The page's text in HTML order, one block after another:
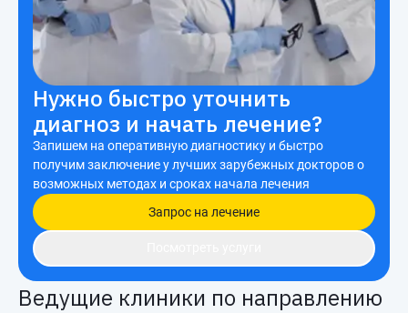
Нужно быстро уточнить
диагноз и начать лечение?
Запишем на оперативную диагностику и быстро
получим заключение у лучших зарубежных докторов о
возможных методах и сроках начала лечения
Запрос на лечение
Ведущие клиники по направлению